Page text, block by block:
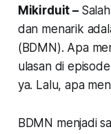
Mikirduit –
dan menarik
(BDMN). Apa
ulasan di
ya. Lalu, apa
BDMN menjadi